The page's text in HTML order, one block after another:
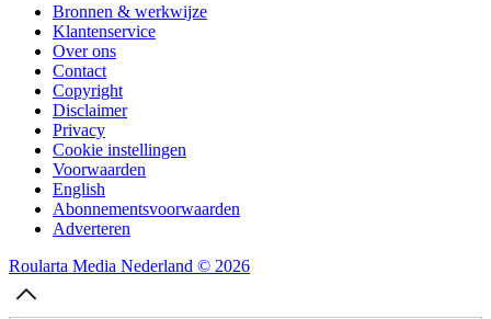
Bronnen & werkwijze
Klantenservice
Over ons
Contact
Copyright
Disclaimer
Privacy
Cookie instellingen
Voorwaarden
English
Abonnementsvoorwaarden
Adverteren
Roularta Media Nederland © 2026